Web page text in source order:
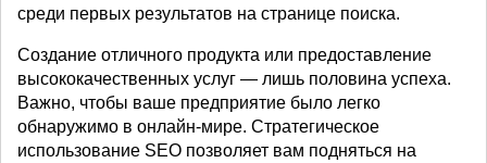
среди первых результатов на странице поиска.
Создание отличного продукта или предоставление
высококачественных услуг — лишь половина успеха.
Важно, чтобы ваше предприятие было легко
обнаружимо в онлайн-мире. Стратегическое
использование SEO позволяет вам подняться на